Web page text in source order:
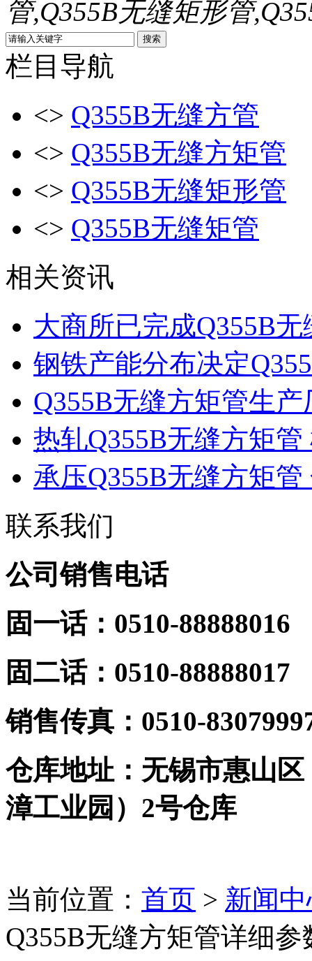
管,Q355B无缝矩形管
栏目导航
<> Q355B无缝方管
<> Q355B无缝方矩管
<> Q355B无缝矩形管
<> Q355B无缝矩管
相关资讯
大商所已完成Q355B
钢铁产能分布决定
Q355B无缝方矩管生
热轧Q355B无缝方矩
承压Q355B无缝方矩
联系我们
公司销售电话
固一话：0510-88888016
固二话：0510-88888017
销售传真：0510-
仓库地址：无锡市惠山
漳工业园）2号仓库
当前位置： 首页 > 新闻
Q355B无缝方矩管详细参